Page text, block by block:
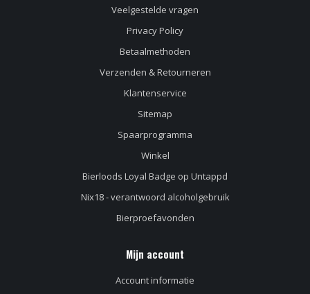
Veelgestelde vragen
Privacy Policy
Betaalmethoden
Verzenden & Retourneren
Klantenservice
Sitemap
Spaarprogramma
Winkel
Bierloods Loyal Badge op Untappd
Nix18 - verantwoord alcoholgebruik
Bierproefavonden
Mijn account
Account informatie